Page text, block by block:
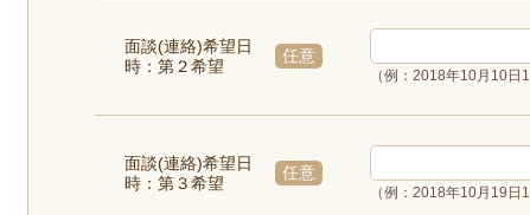
面談(連絡)希望日
時：第２希望
任意
（例：2018年10月10日
面談(連絡)希望日
時：第３希望
任意
（例：2018年10月19日